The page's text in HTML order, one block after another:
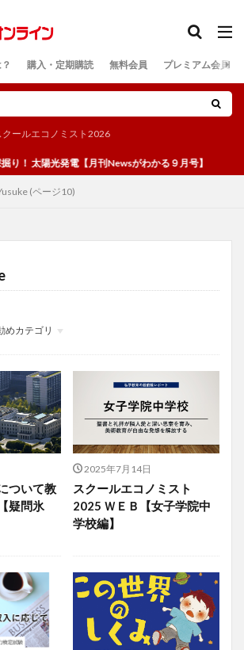
購入・定期購読 無料会員 プレミアム会員
クールエコノミスト2026
！ 太陽光発電【月刊Newsがわかる９月号】
(ページ10)
めカテゴリ
稿
び
ンガ
子書籍
ついて教
疑問氷
2025年7月14日
スクールエコノミスト
2025 ＷＥＢ【女子学院中
学校編】
検索